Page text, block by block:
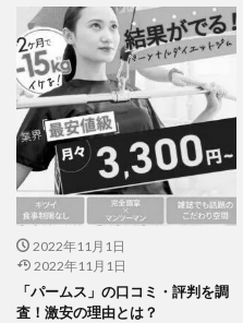
2022年11月1日
2022年11月1日
「パームス」の口コミ・評判を調
査！激安の理由とは？